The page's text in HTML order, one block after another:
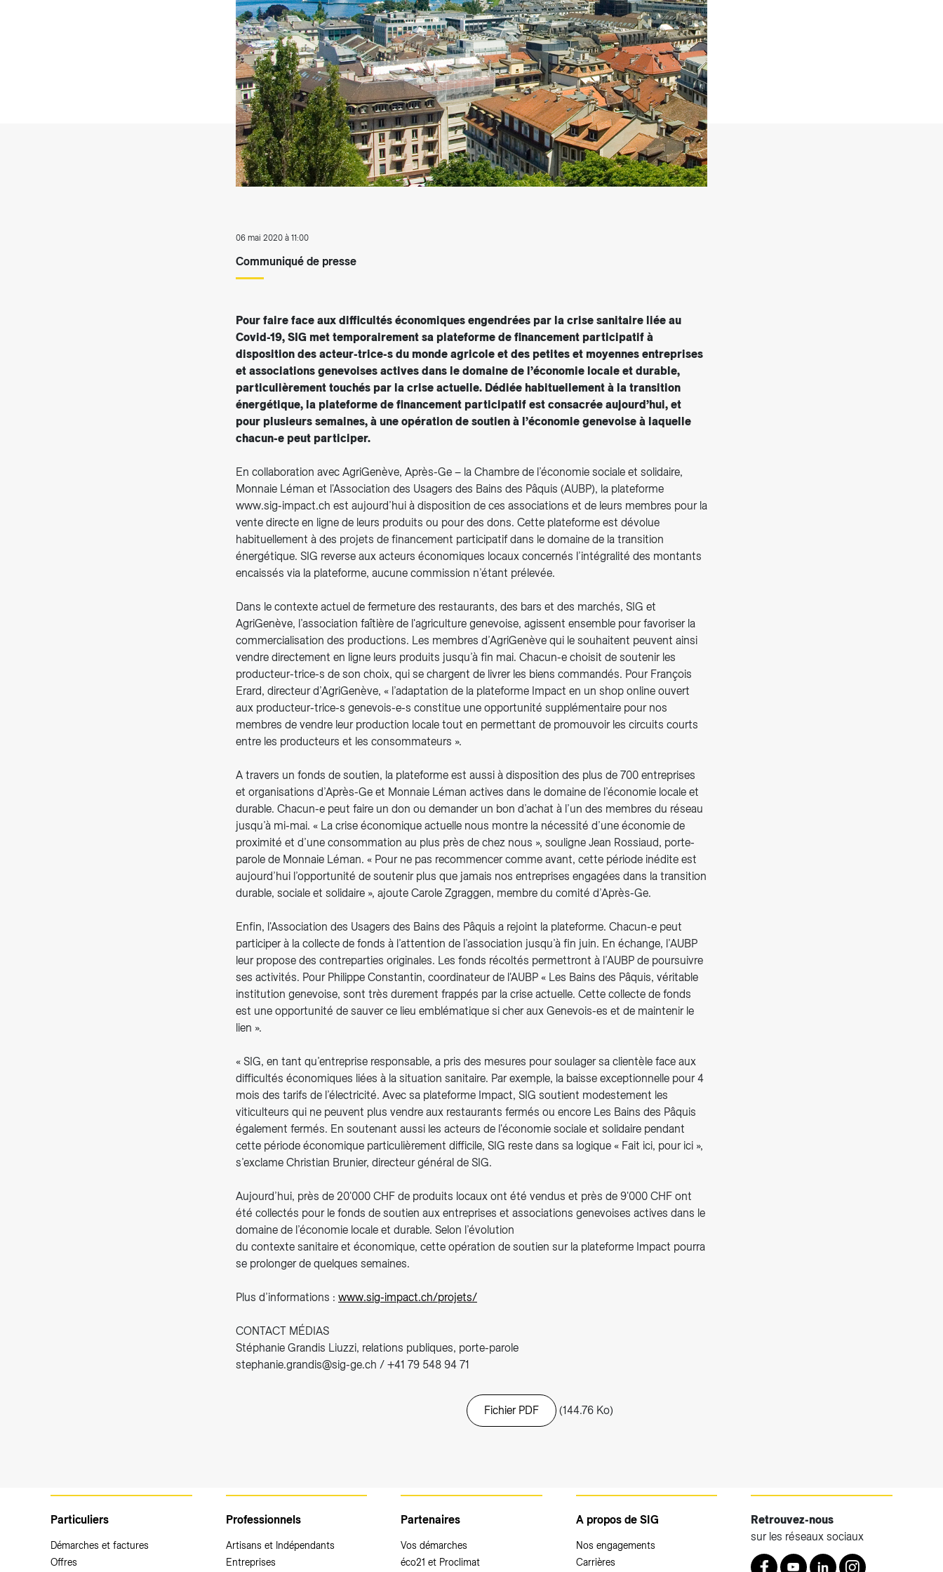
Tarifs et règlements
06 mai 2020 à 11:00
Communiqué de presse
Pour faire face aux difficultés économiques engendrées par la crise sanitaire liée au
Covid-19, SIG met temporairement sa plateforme de financement participatif à
disposition des acteur-trice-s du monde agricole et des petites et moyennes entreprises
et associations genevoises actives dans le domaine de l’économie locale et durable,
particulièrement touchés par la crise actuelle. Dédiée habituellement à la transition
énergétique, la plateforme de financement participatif est consacrée aujourd’hui, et
pour plusieurs semaines, à une opération de soutien à l’économie genevoise à laquelle
chacun-e peut participer.
En collaboration avec AgriGenève, Après-Ge – la Chambre de l’économie sociale et solidaire,
Monnaie Léman et l'Association des Usagers des Bains des Pâquis (AUBP), la plateforme
www.sig-impact.ch est aujourd’hui à disposition de ces associations et de leurs membres pour la
vente directe en ligne de leurs produits ou pour des dons. Cette plateforme est dévolue
habituellement à des projets de financement participatif dans le domaine de la transition
énergétique. SIG reverse aux acteurs économiques locaux concernés l’intégralité des montants
encaissés via la plateforme, aucune commission n’étant prélevée.
Dans le contexte actuel de fermeture des restaurants, des bars et des marchés, SIG et
AgriGenève, l’association faîtière de l'agriculture genevoise, agissent ensemble pour favoriser la
commercialisation des productions. Les membres d’AgriGenève qui le souhaitent peuvent ainsi
vendre directement en ligne leurs produits jusqu’à fin mai. Chacun-e choisit de soutenir les
producteur-trice-s de son choix, qui se chargent de livrer les biens commandés. Pour François
Erard, directeur d’AgriGenève, « l’adaptation de la plateforme Impact en un shop online ouvert
aux producteur-trice-s genevois-e-s constitue une opportunité supplémentaire pour nos
membres de vendre leur production locale tout en permettant de promouvoir les circuits courts
entre les producteurs et les consommateurs ».
A travers un fonds de soutien, la plateforme est aussi à disposition des plus de 700 entreprises
et organisations d’Après-Ge et Monnaie Léman actives dans le domaine de l’économie locale et
durable. Chacun-e peut faire un don ou demander un bon d’achat à l’un des membres du réseau
jusqu’à mi-mai. « La crise économique actuelle nous montre la nécessité d’une économie de
proximité et d’une consommation au plus près de chez nous », souligne Jean Rossiaud, porte-
parole de Monnaie Léman. « Pour ne pas recommencer comme avant, cette période inédite est
aujourd’hui l’opportunité de soutenir plus que jamais nos entreprises engagées dans la transition
durable, sociale et solidaire », ajoute Carole Zgraggen, membre du comité d’Après-Ge.
Enfin, l'Association des Usagers des Bains des Pâquis a rejoint la plateforme. Chacun-e peut
participer à la collecte de fonds à l’attention de l’association jusqu’à fin juin. En échange, l’AUBP
leur propose des contreparties originales. Les fonds récoltés permettront à l’AUBP de poursuivre
ses activités. Pour Philippe Constantin, coordinateur de l'AUBP « Les Bains des Pâquis, véritable
institution genevoise, sont très durement frappés par la crise actuelle. Cette collecte de fonds
est une opportunité de sauver ce lieu emblématique si cher aux Genevois-es et de maintenir le
lien ».
« SIG, en tant qu’entreprise responsable, a pris des mesures pour soulager sa clientèle face aux
difficultés économiques liées à la situation sanitaire. Par exemple, la baisse exceptionnelle pour 4
mois des tarifs de l’électricité. Avec sa plateforme Impact, SIG soutient modestement les
viticulteurs qui ne peuvent plus vendre aux restaurants fermés ou encore Les Bains des Pâquis
également fermés. En soutenant aussi les acteurs de l'économie sociale et solidaire pendant
cette période économique particulièrement difficile, SIG reste dans sa logique « Fait ici, pour ici »,
s’exclame Christian Brunier, directeur général de SIG.
Aujourd’hui, près de 20'000 CHF de produits locaux ont été vendus et près de 9'000 CHF ont
été collectés pour le fonds de soutien aux entreprises et associations genevoises actives dans le
domaine de l’économie locale et durable. Selon l’évolution
du contexte sanitaire et économique, cette opération de soutien sur la plateforme Impact pourra
se prolonger de quelques semaines.
Plus d’informations : www.sig-impact.ch/projets/
CONTACT MÉDIAS
Stéphanie Grandis Liuzzi, relations publiques, porte-parole
stephanie.grandis@sig-ge.ch / +41 79 548 94 71
Fichier PDF (144.76 Ko)
Particuliers
Démarches et factures
Offres
Professionnels
Artisans et Indépendants
Entreprises
Partenaires
Vos démarches
éco21 et Proclimat
A propos de SIG
Nos engagements
Carrières
Retrouvez-nous
sur les réseaux sociaux
Retrouvez nous sur Facebook
YoutubeLinkedInInstagram